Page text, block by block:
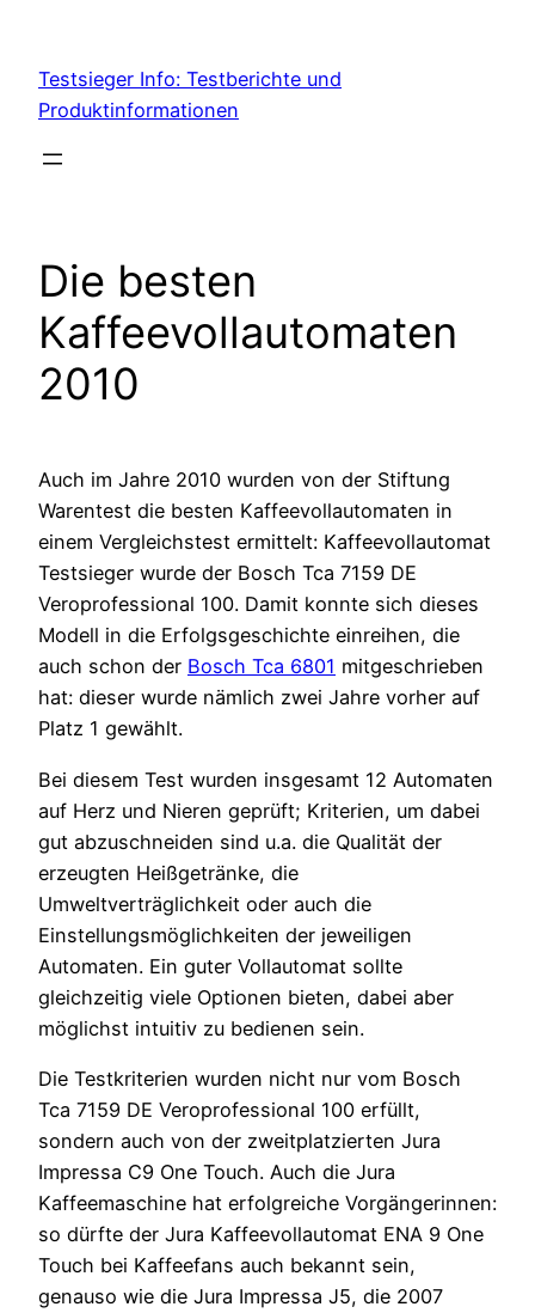
content
Testsieger Info: Testberichte und
Produktinformationen
Die besten
Kaffeevollautomaten
2010
Auch im Jahre 2010 wurden von der Stiftung
Warentest die besten Kaffeevollautomaten in
einem Vergleichstest ermittelt: Kaffeevollautomat
Testsieger wurde der Bosch Tca 7159 DE
Veroprofessional 100. Damit konnte sich dieses
Modell in die Erfolgsgeschichte einreihen, die
auch schon der Bosch Tca 6801 mitgeschrieben
hat: dieser wurde nämlich zwei Jahre vorher auf
Platz 1 gewählt.
Bei diesem Test wurden insgesamt 12 Automaten
auf Herz und Nieren geprüft; Kriterien, um dabei
gut abzuschneiden sind u.a. die Qualität der
erzeugten Heißgetränke, die
Umweltverträglichkeit oder auch die
Einstellungsmöglichkeiten der jeweiligen
Automaten. Ein guter Vollautomat sollte
gleichzeitig viele Optionen bieten, dabei aber
möglichst intuitiv zu bedienen sein.
Die Testkriterien wurden nicht nur vom Bosch
Tca 7159 DE Veroprofessional 100 erfüllt,
sondern auch von der zweitplatzierten Jura
Impressa C9 One Touch. Auch die Jura
Kaffeemaschine hat erfolgreiche Vorgängerinnen:
so dürfte der Jura Kaffeevollautomat ENA 9 One
Touch bei Kaffeefans auch bekannt sein,
genauso wie die Jura Impressa J5, die 2007